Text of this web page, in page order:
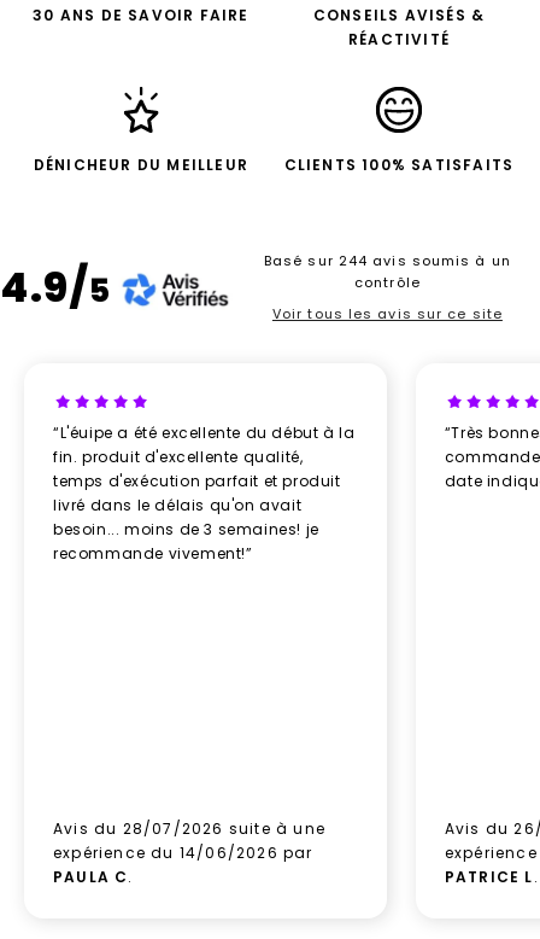
30 ANS DE SAVOIR FAIRE
CONSEILS AVISÉS &
RÉACTIVITÉ
DÉNICHEUR DU MEILLEUR CLIENTS 100% SATISFAITS
4.9/5
Basé sur 244 avis soumis à un
contrôle
Voir tous les avis sur ce site
“L'éuipe a été excellente du début à la
fin. produit d'excellente qualité,
temps d'exécution parfait et produit
livré dans le délais qu'on avait
besoin... moins de 3 semaines! je
recommande vivement!”
Avis du 28/07/2026 suite à une
expérience du 14/06/2026 par
PAULA C.
“Très
date
Avis du
PATRICE L.